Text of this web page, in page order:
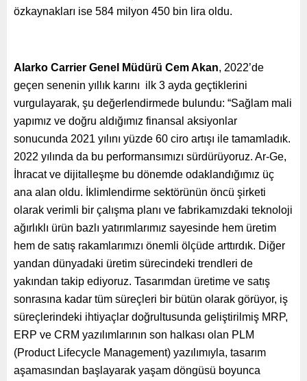
özkaynakları ise 584 milyon 450 bin lira oldu.
Alarko Carrier Genel Müdürü Cem Akan, 2022’de
geçen senenin yıllık karını ilk 3 ayda geçtiklerini
vurgulayarak, şu değerlendirmede bulundu: “Sağlam mali
yapımız ve doğru aldığımız finansal aksiyonlar
sonucunda 2021 yılını yüzde 60 ciro artışı ile tamamladık.
2022 yılında da bu performansımızı sürdürüyoruz. Ar-Ge,
İhracat ve dijitalleşme bu dönemde odaklandığımız üç
ana alan oldu. İklimlendirme sektörünün öncü şirketi
olarak verimli bir çalışma planı ve fabrikamızdaki teknoloji
ağırlıklı ürün bazlı yatırımlarımız sayesinde hem üretim
hem de satış rakamlarımızı önemli ölçüde arttırdık. Diğer
yandan dünyadaki üretim sürecindeki trendleri de
yakından takip ediyoruz. Tasarımdan üretime ve satış
sonrasına kadar tüm süreçleri bir bütün olarak görüyor, iş
süreçlerindeki ihtiyaçlar doğrultusunda geliştirilmiş MRP,
ERP ve CRM yazılımlarının son halkası olan PLM
(Product Lifecycle Management) yazılımıyla, tasarım
aşamasından başlayarak yaşam döngüsü boyunca